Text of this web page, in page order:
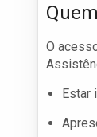
O
Estar